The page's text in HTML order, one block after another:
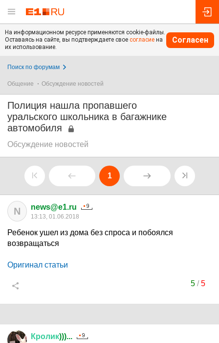
На информационном ресурсе применяются cookie-файлы.
Оставаясь на сайте, вы подтверждаете свое согласие на
их использование.
Согласен
Поиск по форумам
Общение Обсуждение новостей
Полиция нашла пропавшего
уральского школьника в багажнике
автомобиля
Обсуждение новостей
1
N news@e1.ru
13:13, 01.06.2018
Ребенок ушел из дома без спроса и побоялся
возвращаться
Оригинал статьи
5/5
Кролик)))...